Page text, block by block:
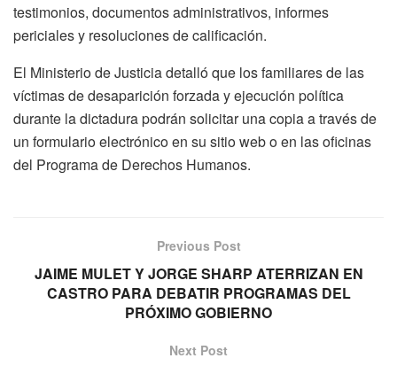
testimonios, documentos administrativos, informes
periciales y resoluciones de calificación.
El Ministerio de Justicia detalló que los familiares de las
víctimas de desaparición forzada y ejecución política
durante la dictadura podrán solicitar una copia a través de
un formulario electrónico en su sitio web o en las oficinas
del Programa de Derechos Humanos.
Previous Post
JAIME MULET Y JORGE SHARP ATERRIZAN EN
CASTRO PARA DEBATIR PROGRAMAS DEL
PRÓXIMO GOBIERNO
Next Post